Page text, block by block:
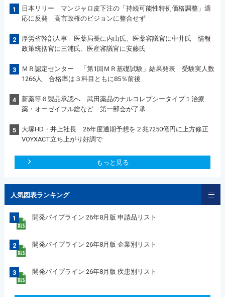
1
日本リリー マンジャロ皮下注の「持続可能性特例価格調整」適
応に反発 高市政権のビジョンに整合せず
2
厚労省幹部人事 医薬局長に内山氏、医薬審議官に中井氏 情報
政策統括官に三浦氏、医産審議官に安藤氏
3
ＭＲ認定センター 「第1回ＭＲ基礎試験」結果発表 受験実人数
1266人 合格率は３科目ともに85％前後
4
新薬等６製品承認へ 武田薬品のナルコレプシータイプ１治療
薬・オーゼイフル錠など 第一部会が了承
5
大塚HD・井上社長 26年度通期予想を２兆7250億円に上方修正
VOYXACT立ち上がり好調で
もっと見る
人気図表ランキング
1 開発パイプライン 26年8月版 申請品リスト
2 開発パイプライン 26年8月版 企業別リスト
3 開発パイプライン 26年8月版 疾患別リスト